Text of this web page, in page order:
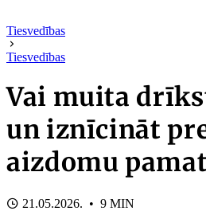
Tiesvedības
Tiesvedības
Vai muita
un iznīcināt
aizdomu
21.05.2026. • 9 MIN